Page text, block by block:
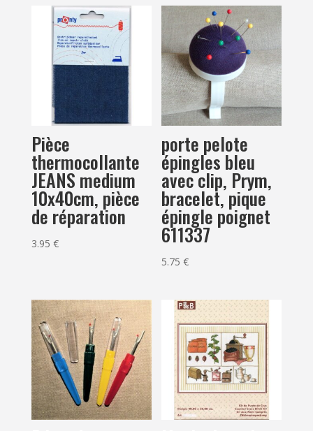
Pièce
thermocollante
JEANS medium
10x40cm, pièce
de réparation
3.95 €
porte pelote
épingles bleu
avec clip, Prym,
bracelet, pique
épingle poignet
611337
5.75€